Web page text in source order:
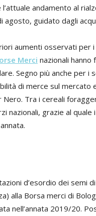
l’attuale andamento al
agosto, guidato dagli
aumenti osservati per
Merci nazionali
Segno più anche per i
di merce sul mercato
Nero. Tra i cereali
nazionali, grazie al
d’esordio dei semi di
alla Borsa merci di
nell’annata 2019/20.